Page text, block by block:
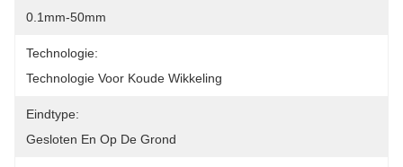
0.1mm-50mm
Technologie:
Technologie Voor Koude Wikkeling
Eindtype:
Gesloten En Op De Grond